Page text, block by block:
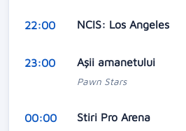
22:00 NCIS: Los Angeles
23:00 Aşii amanetului
Pawn Stars
00:00 Stiri Pro Arena